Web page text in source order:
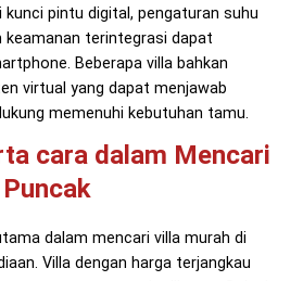
pintu digital, pengaturan suhu
terintegrasi dapat
Beberapa villa bahkan
virtual yang dapat menjawab
memenuhi kebutuhan tamu.
cara dalam Mencari
dalam mencari villa murah di
Villa dengan harga terjangkau